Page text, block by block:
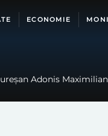
ECONOMIE
Adonis